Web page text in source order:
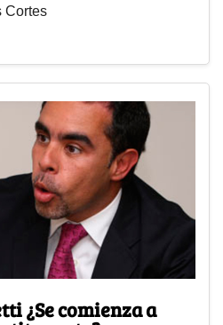
Cortes
¿Se comienza a